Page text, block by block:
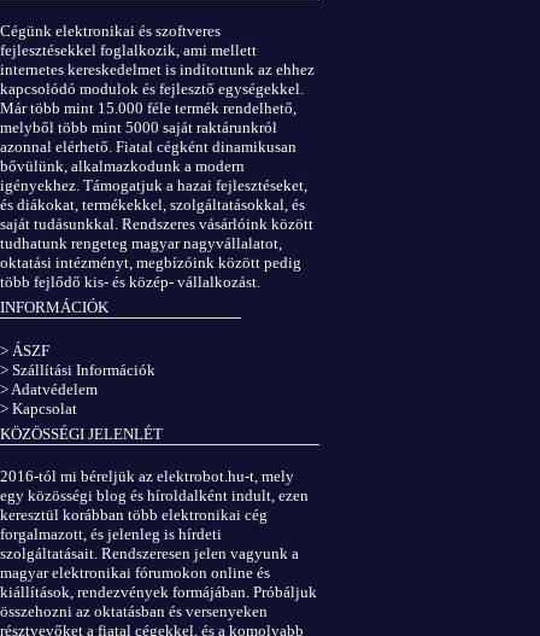
Cégünk elektronikai és szoftveres
fejlesztésekkel foglalkozik, ami mellett
internetes kereskedelmet is indítottunk az ehhez
kapcsolódó modulok és fejlesztő egységekkel.
Már több mint 15.000 féle termék rendelhető,
melyből több mint 5000 saját raktárunkról
azonnal elérhető. Fiatal cégként dinamikusan
bővülünk, alkalmazkodunk a modern
igényekhez. Támogatjuk a hazai fejlesztéseket,
és diákokat, termékekkel, szolgáltatásokkal, és
saját tudásunkkal. Rendszeres vásárlóink között
tudhatunk rengeteg magyar nagyvállalatot,
oktatási intézményt, megbízóink között pedig
több fejlődő kis- és közép- vállalkozást.
INFORMÁCIÓK
> ÁSZF
> Szállítási Információk
> Adatvédelem
> Kapcsolat
KÖZÖSSÉGI JELENLÉT
2016-tól mi béreljük az elektrobot.hu-t, mely
egy közösségi blog és híroldalként indult, ezen
keresztül korábban több elektronikai cég
forgalmazott, és jelenleg is hírdeti
szolgáltatásait. Rendszeresen jelen vagyunk a
magyar elektronikai fórumokon online és
kiállítások, rendezvények formájában. Próbáljuk
összehozni az oktatásban és versenyeken
résztvevőket a fiatal cégekkel, és a komolyabb